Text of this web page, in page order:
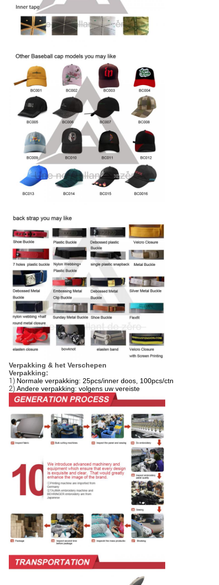
Verpakking & het Verschepen
Verpakking:
1) Normale verpakking: 25pcs/inner doos, 100pcs/ctn
2) Andere verpakking: volgens uw vereiste